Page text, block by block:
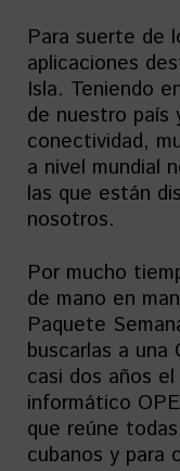
Para suerte de
aplicaciones
Isla. Teniendo
de nuestro país
conectividad,
a nivel mundial
las que están
nosotros.
Por mucho
de mano en
Paquete
buscarlas a una
casi dos años
informático
que reúne
cubanos y para